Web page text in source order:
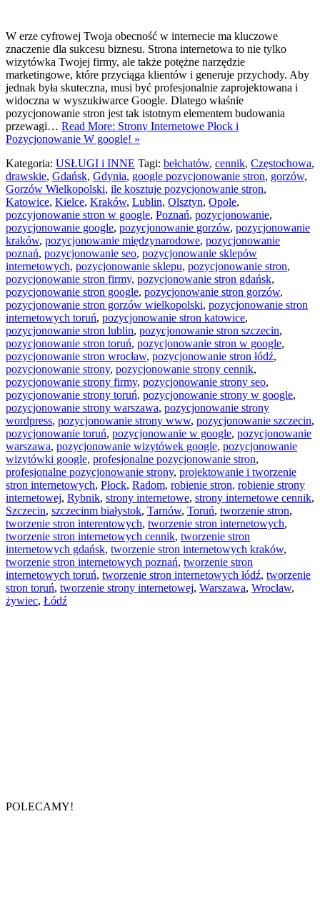
W erze cyfrowej Twoja obecność w internecie ma kluczowe
znaczenie dla sukcesu biznesu. Strona internetowa to nie tylko
wizytówka Twojej firmy, ale także potężne narzędzie
marketingowe, które przyciąga klientów i generuje przychody. Aby
jednak była skuteczna, musi być profesjonalnie zaprojektowana i
widoczna w wyszukiwarce Google. Dlatego właśnie
pozycjonowanie stron jest tak istotnym elementem budowania
przewagi… Read More: Strony Internetowe Płock i
Pozycjonowanie W google! »
Kategoria: USŁUGI i INNE Tagi: bełchatów, cennik, Częstochowa,
drawskie, Gdańsk, Gdynia, google pozycjonowanie stron, gorzów,
Gorzów Wielkopolski, ile kosztuje pozycjonowanie stron,
Katowice, Kielce, Kraków, Lublin, Olsztyn, Opole,
pozcyjonowanie stron w google, Poznań, pozycjonowanie,
pozycjonowanie google, pozycjonowanie gorzów, pozycjonowanie
kraków, pozycjonowanie międzynarodowe, pozycjonowanie
poznań, pozycjonowanie seo, pozycjonowanie sklepów
internetowych, pozycjonowanie sklepu, pozycjonowanie stron,
pozycjonowanie stron firmy, pozycjonowanie stron gdańsk,
pozycjonowanie stron google, pozycjonowanie stron gorzów,
pozycjonowanie stron gorzów wielkopolski, pozycjonowanie stron
internetowych toruń, pozycjonowanie stron katowice,
pozycjonowanie stron lublin, pozycjonowanie stron szczecin,
pozycjonowanie stron toruń, pozycjonowanie stron w google,
pozycjonowanie stron wrocław, pozycjonowanie stron łódź,
pozycjonowanie strony, pozycjonowanie strony cennik,
pozycjonowanie strony firmy, pozycjonowanie strony seo,
pozycjonowanie strony toruń, pozycjonowanie strony w google,
pozycjonowanie strony warszawa, pozycjonowanie strony
wordpress, pozycjonowanie strony www, pozycjonowanie szczecin,
pozycjonowanie toruń, pozycjonowanie w google, pozycjonowanie
warszawa, pozycjonowanie wizytówek google, pozycjonowanie
wizytówki google, profesjonalne pozycjonowanie stron,
profesjonalne pozycjonowanie strony, projektowanie i tworzenie
stron internetowych, Płock, Radom, robienie stron, robienie strony
internetowej, Rybnik, strony internetowe, strony internetowe cennik,
Szczecin, szczecinm białystok, Tarnów, Toruń, tworzenie stron,
tworzenie stron interentowych, tworzenie stron internetowych,
tworzenie stron internetowych cennik, tworzenie stron
internetowych gdańsk, tworzenie stron internetowych kraków,
tworzenie stron internetowych poznań, tworzenie stron
internetowych toruń, tworzenie stron internetowych łódź, tworzenie
stron toruń, tworzenie strony internetowej, Warszawa, Wrocław,
żywiec, Łódź
POLECAMY!